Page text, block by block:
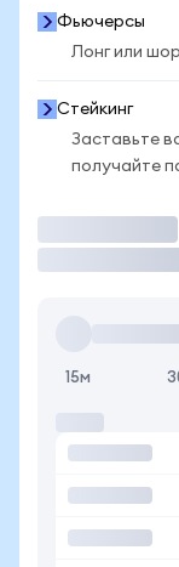
Фьючерсы
Лонг или
Стейкинг
Заставьте
получайте
15м